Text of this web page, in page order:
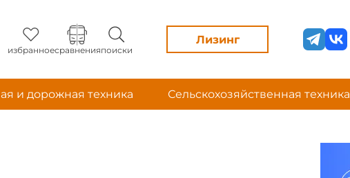
избранноесравненияпоиски
Лизинг
и дорожная техника Сельскохозяйственная техника